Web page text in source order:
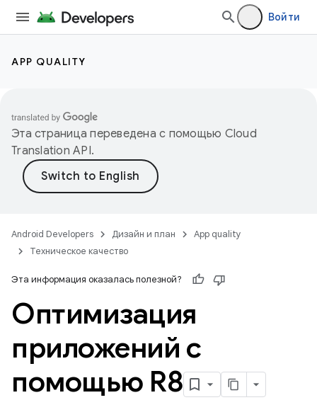
Войти
APP QUALITY
Эта страница переведена с помощью Cloud
Translation API.
Android Developers Дизайн и план
App quality
Техническое качество
Эта информация оказалась полезной?
Оптимизация
приложений с
помощью R8